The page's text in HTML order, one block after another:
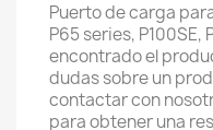
Puerto de carga
P65 series, P100SE,
encontrado el
dudas sobre un
contactar con
para obtener una